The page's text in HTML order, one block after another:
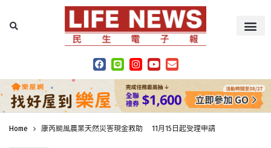
Home 康芮颱風農業天然災害現金救助 11月15日起受理申請